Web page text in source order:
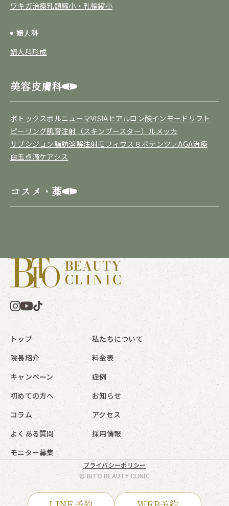
ワキガ治療乳頭縮小・乳輪縮小
婦人科
婦人科形成
美容皮膚科
ボトックスボルニューマVISIA ヒアルロン酸インモードリフト
ピーリング肌育注射（スキンブースター） ルメッカ
サブシジョン脂肪溶解注射モフィウス８ポテンツァAGA治療
白玉点滴ケアシス
コスメ・薬
トップ
私たちについて
院長紹介
料金表
キャンペーン
症例
初めての方へ
お知らせ
コラム
アクセス
よくある質問
採用情報
モニター募集
プライバシーポリシー
© BITO BEAUTY CLINIC